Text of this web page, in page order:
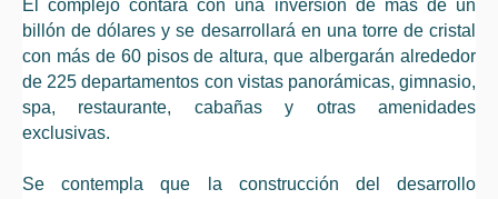
El complejo contará con una inversión de más de un
billón de dólares y se desarrollará en una torre de cristal
con más de 60 pisos de altura, que albergarán alrededor
de 225 departamentos con vistas panorámicas, gimnasio,
spa, restaurante, cabañas y otras amenidades
exclusivas.
Se contempla que la construcción del desarrollo